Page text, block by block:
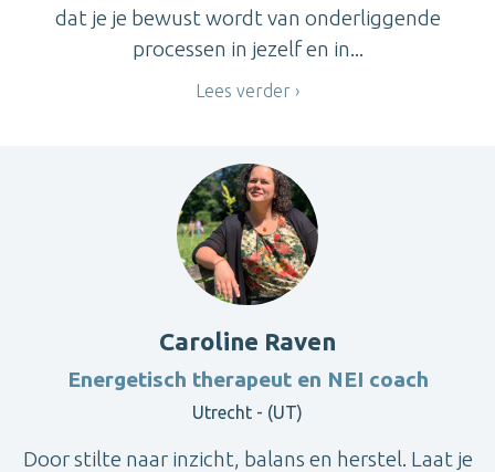
dat je je bewust wordt van onderliggende
processen in jezelf en in...
Lees verder
Caroline Raven
Energetisch therapeut en NEI coach
Utrecht - (UT)
Door stilte naar inzicht, balans en herstel. Laat je